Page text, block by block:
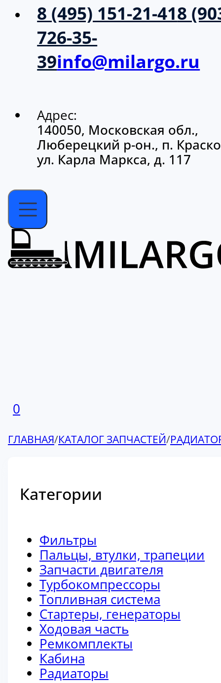
8 (495) 151-21-418
726-35-
39info@milargo.ru
Адрес:
140050, Московская обл.,
Люберецкий р-он., п.
ул. Карла Маркса, д. 117
0
ГЛАВНАЯ/КАТАЛОГ ЗАПЧАСТЕЙ/
Категории
Фильтры
Пальцы, втулки, трапеции
Запчасти двигателя
Турбокомпрессоры
Топливная система
Стартеры, генераторы
Ходовая часть
Ремкомплекты
Кабина
Радиаторы